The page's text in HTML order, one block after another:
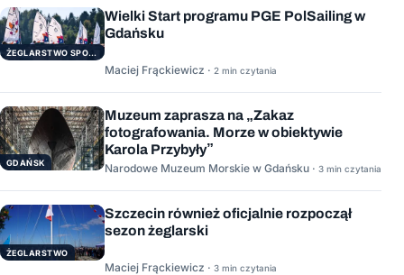
ŻEGLARSTWO SPORTOWE
Wielki Start programu PGE PolSailing w
Gdańsku
Maciej Frąckiewicz · 2 min czytania
GDAŃSK
Muzeum zaprasza na „Zakaz
fotografowania. Morze w obiektywie
Karola Przybyły”
Narodowe Muzeum Morskie w Gdańsku · 3 min czytania
ŻEGLARSTWO
Szczecin również oficjalnie rozpoczął
sezon żeglarski
Maciej Frąckiewicz · 3 min czytania